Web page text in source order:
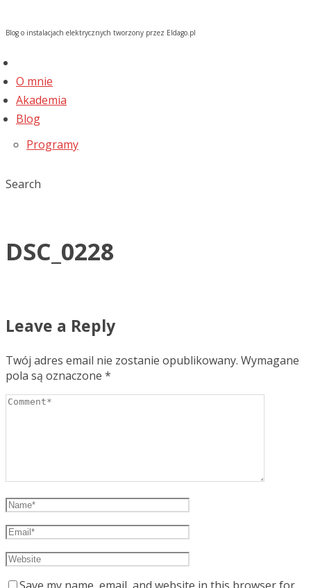
Blog o instalacjach elektrycznych tworzony przez Eldago.pl
O mnie
Akademia
Blog
Programy
Search
DSC_0228
Leave a Reply
Twój adres email nie zostanie opublikowany. Wymagane
pola są oznaczone *
Save my name, email, and website in this browser for